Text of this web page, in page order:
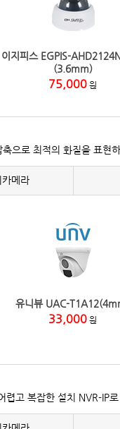
이지피스 EGPIS-
(3.6mm)
75,000 원
축으로 최적의 화질을 표현
카메라
유니뷰 UAC-
33,000 원
렵고 복잡한 설치 NVR-IP